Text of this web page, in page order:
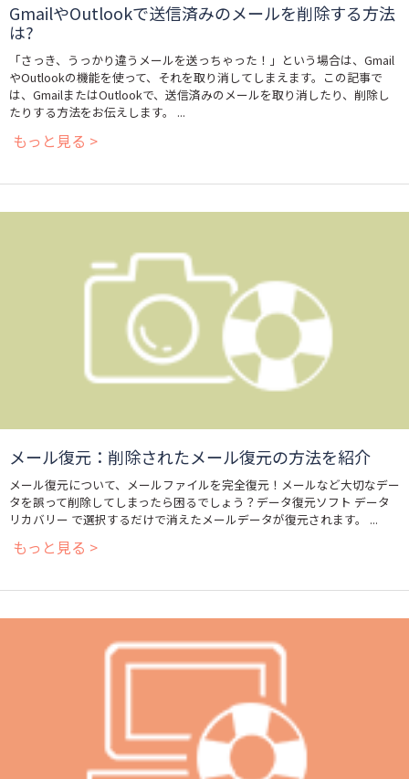
GmailやOutlookで送信済みのメールを削除する方法
は?
「さっき、うっかり違うメールを送っちゃった！」という場合は、Gmail
やOutlookの機能を使って、それを取り消してしまえます。この記事で
は、GmailまたはOutlookで、送信済みのメールを取り消したり、削除し
たりする方法をお伝えします。 ...
もっと見る >
メール復元：削除されたメール復元の方法を紹介
メール復元について、メールファイルを完全復元！メールなど大切なデー
タを誤って削除してしまったら困るでしょう？データ復元ソフト データ
リカバリー で選択するだけで消えたメールデータが復元されます。 ...
もっと見る >